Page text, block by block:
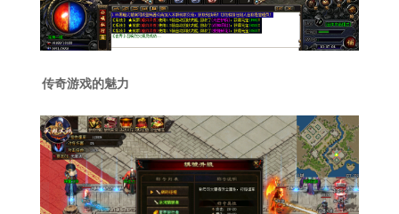
传奇游戏的魅力